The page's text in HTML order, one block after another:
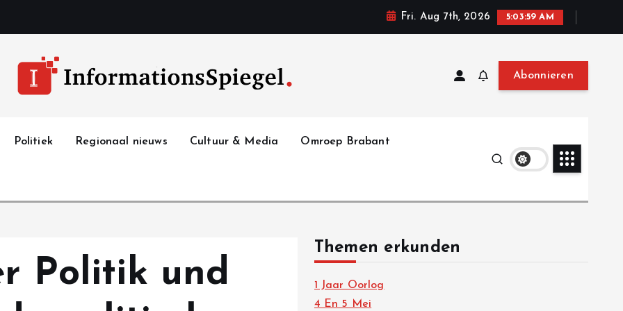
Fri. Aug 7th, 2026 5:03:59 AM
Abonnieren
Politiek Regionaal nieuws Cultuur & Media Omroep Brabant
Politik und
Themen erkunden
1 Jaar Oorlog
4 En 5 Mei